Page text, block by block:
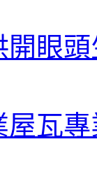
開眼
屋瓦